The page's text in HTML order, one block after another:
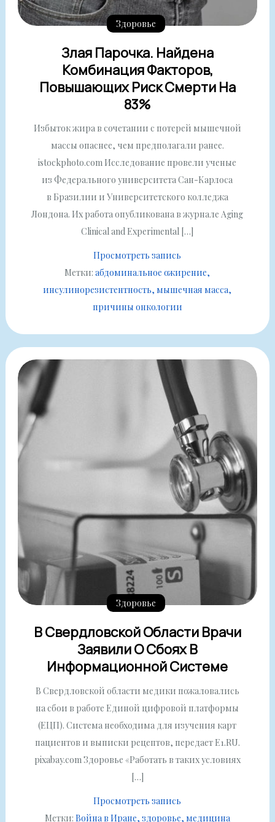
Здоровье
Злая Парочка. Найдена
Комбинация Факторов,
Повышающих Риск Смерти На
83%
Избыток жира в сочетании с потерей мышечной
массы опаснее, чем предполагали ранее.
istockphoto.com Исследование провели ученые
из Федерального университета Сан-Карлоса
в Бразилии и Университетского колледжа
Лондона. Их работа опубликована в журнале Aging
Clinical and Experimental […]
Просмотреть запись
Метки:абдоминальное ожирение
инсулинорезистентность мышечная масса
причины онкологии
Здоровье
В Свердловской Области Врачи
Заявили О Сбоях В
Информационной Системе
В Свердловской области медики пожаловались
на сбои в работе Единой цифровой платформы
(ЕЦП). Система необходима для изучения карт
пациентов и выписки рецептов, передает E1.RU.
pixabay.com Здоровье «Работать в таких условиях
[…]
Просмотреть запись
Метки: Война в Иране здоровье медицина